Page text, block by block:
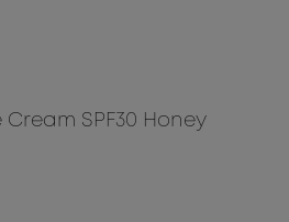
SPF30 Honey